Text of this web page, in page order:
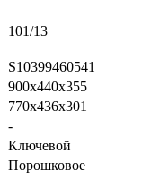
101/13
S10399460541
900x440x355
770x436x301
-
Ключевой
Порошковое